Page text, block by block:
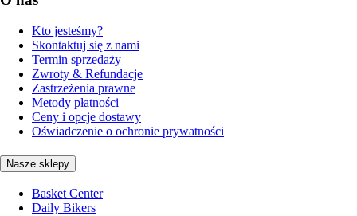
Kto jesteśmy?
Skontaktuj się z nami
Termin sprzedaży
Zwroty & Refundacje
Zastrzeżenia prawne
Metody płatności
Ceny i opcje dostawy
Oświadczenie o ochronie prywatności
Nasze sklepy
Basket Center
Daily Bikers